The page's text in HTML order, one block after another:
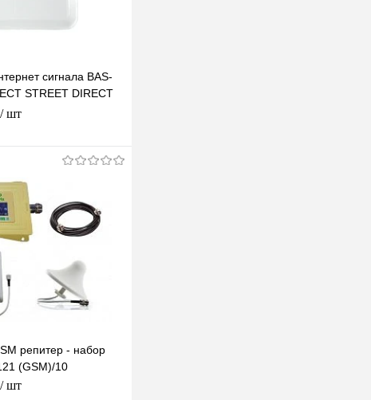
сигнала BAS-
STREET DIRECT
/ шт
клик К сравнению
В наличии
репитер - набор
(GSM)/10
/ шт